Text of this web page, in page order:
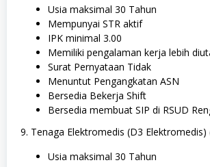
Usia maksimal 30 Tahun
Mempunyai STR aktif
IPK minimal 3.00
Memiliki pengalaman kerja lebih
Surat Pernyataan Tidak
Menuntut Pengangkatan ASN
Bersedia Bekerja Shift
Bersedia membuat SIP di RSUD
9. Tenaga Elektromedis (D3 Elektromedis)
Usia maksimal 30 Tahun